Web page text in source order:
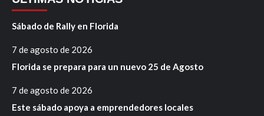
Sábado de Rally en Florida
7 de agosto de 2026
Florida se prepara para un nuevo 25 de Agosto
7 de agosto de 2026
Este sábado apoya a emprendedores locales